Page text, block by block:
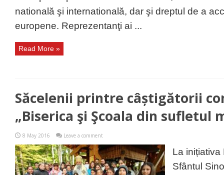
natională şi internatională, dar şi dreptul de a
europene. Reprezentanţi ai ...
Read More »
Săcelenii printre câștigătorii
„Biserica şi Şcoala din sufletul
8 May 2016 Leave a comment
La inițiativa
Sfântul